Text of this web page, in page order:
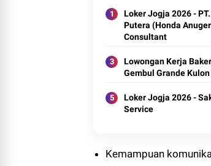
Loker Jogja 2026 -
Putera (Honda
Consultant
Lowongan Kerja
Gembul Grande
Loker Jogja 2026 -
Service
Kemampuan